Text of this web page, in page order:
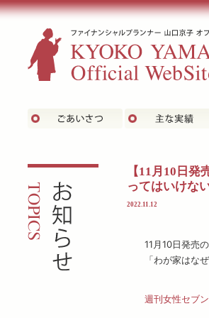
ごあいさつ
お知らせ【11月10日
ってはいけな
2022.11.12
11月10日発売
「わが家はな
週刊女性セブ